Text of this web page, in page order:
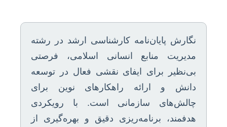
نگارش پایان‌نامه کارشناسی ارشد در رشته
مدیریت منابع انسانی اسلامی، فرصتی
بی‌نظیر برای ایفای نقشی فعال در توسعه
دانش و ارائه راهکارهای نوین برای
چالش‌های سازمانی است. با رویکردی
هدفمند، برنامه‌ریزی دقیق و بهره‌گیری از